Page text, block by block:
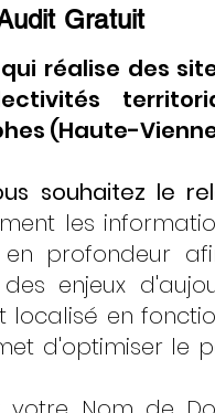
Gratuit
réalise des
(Haute-
souhaitez le
les
profondeur
enjeux
en
d'optimiser le